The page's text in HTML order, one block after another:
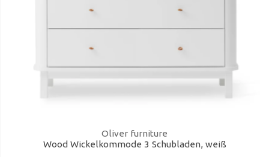
Oliver furniture
Wood Wickelkommode 3 Schubladen, weiß